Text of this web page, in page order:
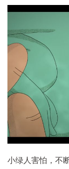
小绿人害怕，不